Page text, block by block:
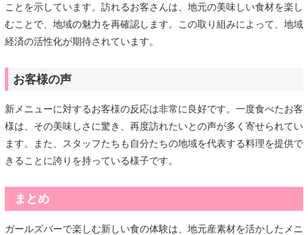
ことを示しています。訪れるお客さんは、地元の美味しい食材を楽し
むことで、地域の魅力を再確認します。この取り組みによって、地域
経済の活性化が期待されています。
お客様の声
新メニューに対するお客様の反応は非常に良好です。一度食べたお客
様は、その美味しさに驚き、再度訪れたいとの声が多く寄せられてい
ます。また、スタッフたちも自分たちの地域を代表する料理を提供で
きることに誇りを持っている様子です。
まとめ
ガールズバーで楽しむ新しい食の体験は、地元産素材を活かしたメニ